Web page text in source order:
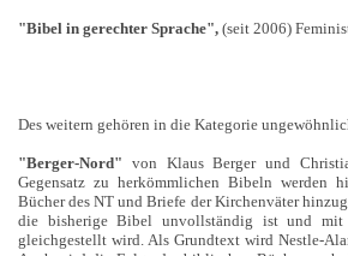
"Bibel in gerechter Sprache", (seit 2006)
Des weitern gehören in die Kategorie
"Berger-Nord" von Klaus Berger und
Gegensatz zu herkömmlichen Bibeln werden
Bücher des NT und Briefe der Kirchenväter
die bisherige Bibel unvollständig ist und mit
gleichgestellt wird. Als Grundtext wird Nestle-